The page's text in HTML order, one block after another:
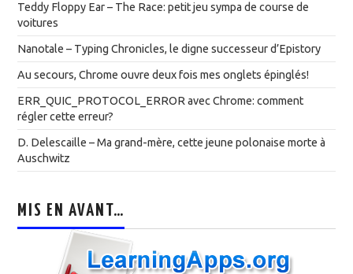
Teddy Floppy Ear – The Race: petit jeu sympa de course de
voitures
Nanotale – Typing Chronicles, le digne successeur d’Epistory
Au secours, Chrome ouvre deux fois mes onglets épinglés!
ERR_QUIC_PROTOCOL_ERROR avec Chrome: comment
régler cette erreur?
D. Delescaille – Ma grand-mère, cette jeune polonaise morte à
Auschwitz
MIS EN AVANT…